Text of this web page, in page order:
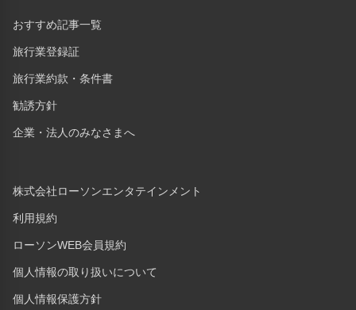
おすすめ記事一覧
旅行業登録証
旅行業約款・条件書
勧誘方針
企業・法人のみなさまへ
株式会社ローソンエンタテインメント
利用規約
ローソンWEB会員規約
個人情報の取り扱いについて
個人情報保護方針